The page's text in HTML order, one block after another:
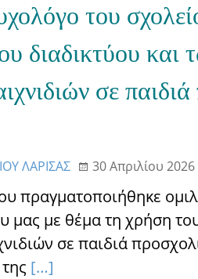
του
διαδικτύου και
σε
ΛΑΡΙΣΑΣ 30 Απριλίου 2026
πραγματοποιήθηκε
μας με θέμα τη χρήση
σε παιδιά
[…]